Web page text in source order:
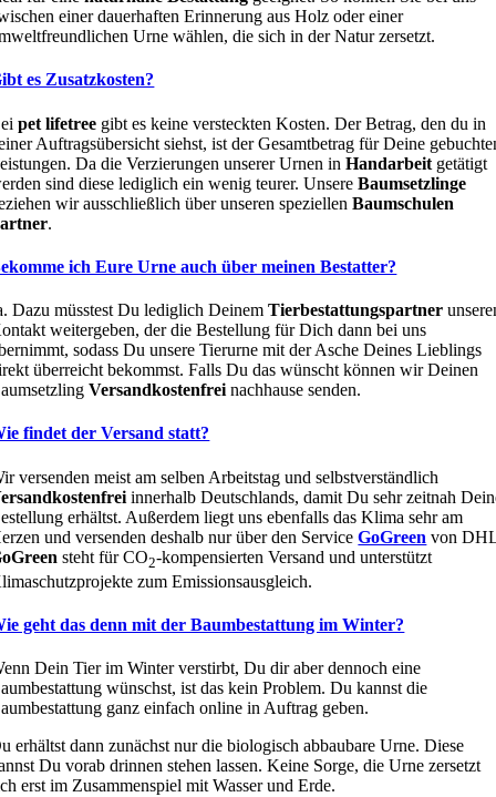
einer dauerhaften Erinnerung aus Holz oder einer
Urne wählen, die sich in der Natur zersetzt.
es Zusatzkosten?
pet lifetree gibt es keine versteckten Kosten. Der Betrag, den du in
Auftragsübersicht siehst, ist der Gesamtbetrag für Deine
Da die Verzierungen unserer Urnen inHandarbeit getätigt
sind diese lediglich ein wenig teurer. UnsereBaumsetzlinge
wir ausschließlich über unseren speziellenBaumschulen
.
ich Eure Urne auch über meinen Bestatter?
Dazu müsstest Du lediglich DeinemTierbestattungspartner
weitergeben, der die Bestellung für Dich dann bei uns
sodass Du unsere Tierurne mit der Asche Deines Lieblings
überreicht bekommst. Falls Du das wünscht können wir Deinen
Versandkostenfrei nachhause senden.
findet der Versand statt?
versenden meist am selben Arbeitstag und selbstverständlich
innerhalb Deutschlands, damit Du sehr zeitnah
erhältst. Außerdem liegt uns ebenfalls das Klima sehr am
und versenden deshalb nur über den ServiceGoGreen von
steht für CO2-kompensierten Versand und unterstützt
zum Emissionsausgleich.
geht das denn mit der Baumbestattung im Winter?
Dein Tier im Winter verstirbt, Du dir aber dennoch eine
wünschst, ist das kein Problem. Du kannst die
ganz einfach online in Auftrag geben.
erhältst dann zunächst nur die biologisch abbaubare Urne. Diese
Du vorab drinnen stehen lassen. Keine Sorge, die Urne zersetzt
erst im Zusammenspiel mit Wasser und Erde.